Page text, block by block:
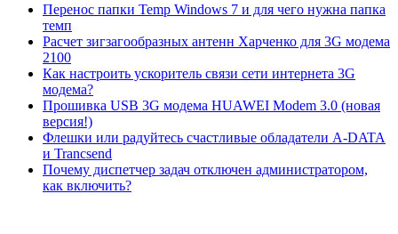
Перенос папки Temp Windows 7 и для чего нужна папка
темп
Расчет зигзагообразных антенн Харченко для 3G модема
2100
Как настроить ускоритель связи сети интернета 3G
модема?
Прошивка USB 3G модема HUAWEI Modem 3.0 (новая
версия!)
Флешки или радуйтесь счастливые обладатели A-DATA
и Trancsend
Почему диспетчер задач отключен администратором,
как включить?